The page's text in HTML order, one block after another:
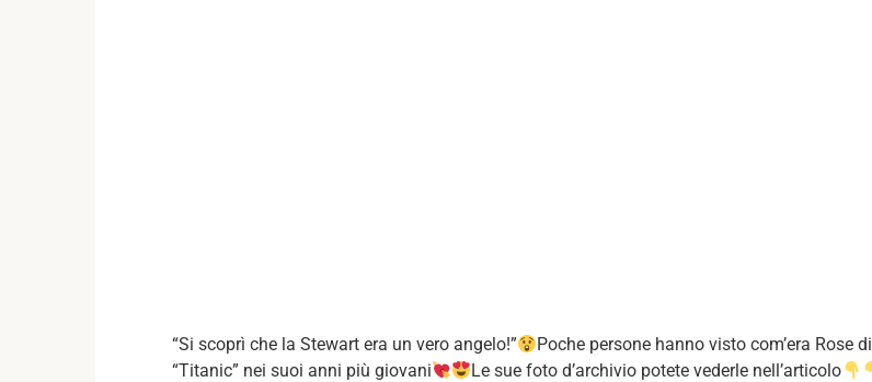
“Si scoprì che la Stewart era un vero angelo!”
Poche persone hanno visto com’era Rose di
“Titanic” nei suoi anni più giovani
Le sue foto d’archivio potete vederle nell’articolo